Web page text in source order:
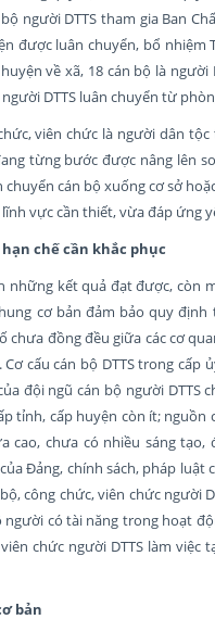
người DTTS tham gia Ban
được luân chuyển, bổ
về xã, 18 cán bộ là
DTTS luân chuyển từ
viên chức là người dân
từng bước được nâng lên
cán bộ xuống cơ sở
lĩnh vực cần thiết, vừa đáp
chế cần khắc phục
những kết quả đạt được, còn
cơ bản đảm bảo quy định
chưa đồng đều giữa các cơ
Cơ cấu cán bộ DTTS trong
đội ngũ cán bộ người DTTS
tỉnh, cấp huyện còn ít; nguồn
cao, chưa có nhiều sáng
Đảng, chính sách, pháp luật
công chức, viên chức người
có tài năng trong hoạt
chức người DTTS làm
bản